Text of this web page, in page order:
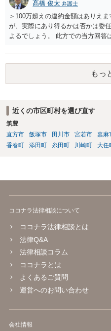
髙橋 俊太 弁護士
＞100万超えの違約金額はありえ
が、実際にあり得るかは否かは委
よるでしょう。 此方での当方回答
もっ
近くの市区町村を選び直す
筑豊
直方市
飯塚市 田川市 宮若市 嘉麻
香春町
添田町 糸田町 川崎町 大任
ココナラ法律相談について
ココナラ法律相談とは
法律Q&A
法律相談コラム
ココナラとは
よくあるご質問
運営へのお問い合わせ
会社情報